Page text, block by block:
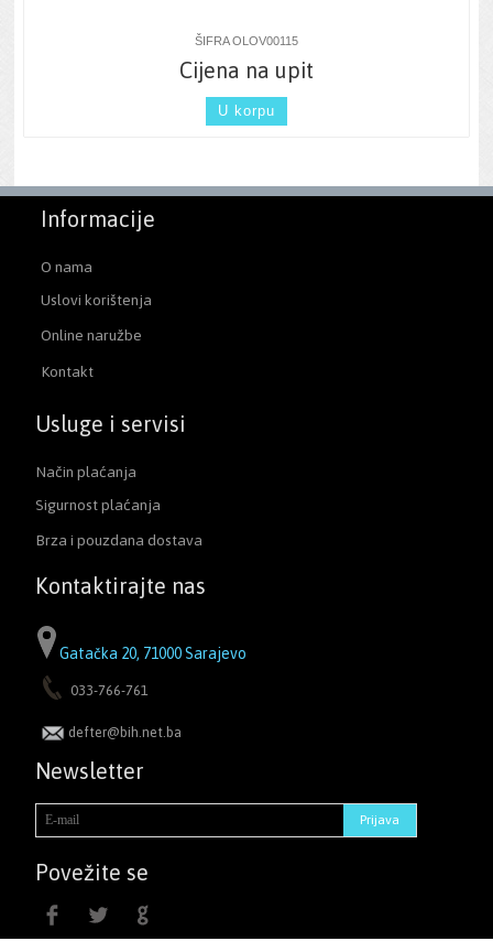
ŠIFRA OLOV00115
Cijena na upit
U korpu
Informacije
O nama
Uslovi korištenja
Online naružbe
Kontakt
Usluge i servisi
Način plaćanja
Sigurnost plaćanja
Brza i pouzdana dostava
Kontaktirajte nas
Gatačka 20, 71000 Sarajevo
033-766-761
defter@bih.net.ba
Newsletter
Povežite se